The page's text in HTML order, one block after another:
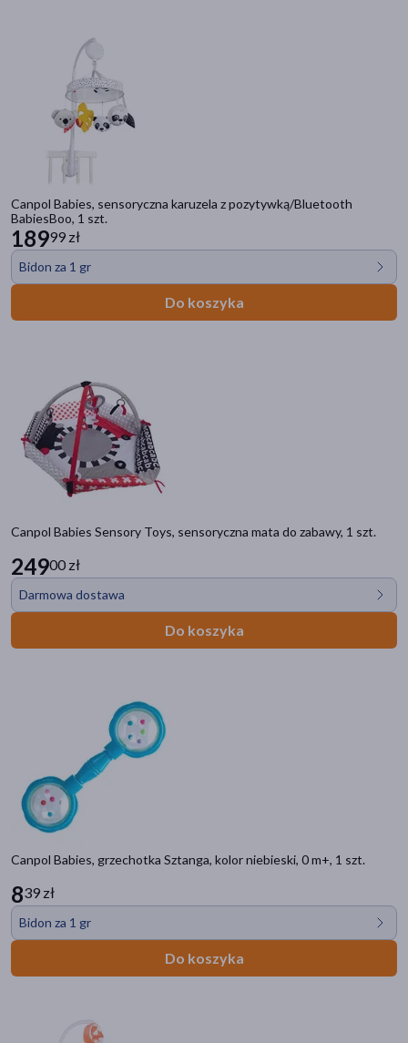
Canpol Babies, sensoryczna karuzela z pozytywką/Bluetooth
BabiesBoo, 1 szt.
18999 zł
Bidon za 1 gr
Do koszyka
Canpol Babies Sensory Toys, sensoryczna mata do zabawy, 1 szt.
24900 zł
Darmowa dostawa
Do koszyka
Canpol Babies, grzechotka Sztanga, kolor niebieski, 0 m+, 1 szt.
839 zł
Bidon za 1 gr
Do koszyka